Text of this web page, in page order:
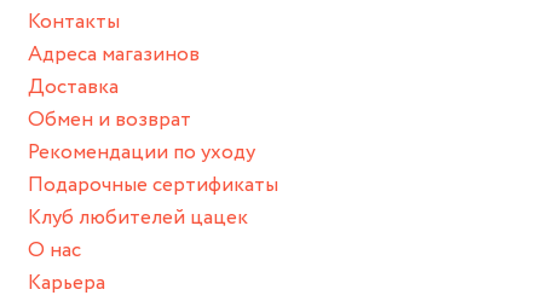
Храните изделие в сухом месте.
Для надежного хранения мы доставляем все изделия в
нашей фирменной коробке или упаковке бренда.
Пожалуйста, используйте эту упаковку для хранения,
пока не носите украшение на себе.
Контакты
Адреса магазинов
Доставка
Обмен и возврат
Рекомендации по уходу
Подарочные сертификаты
Клуб любителей цацек
О нас
Карьера